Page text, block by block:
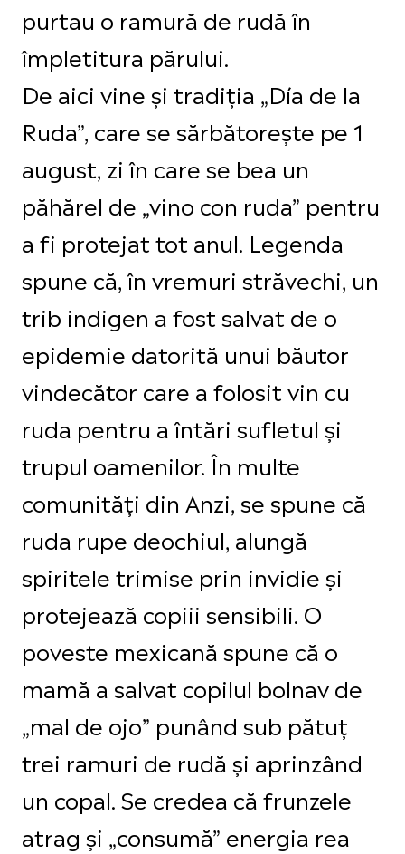
purtau o ramură de rudă în
împletitura părului.
De aici vine și tradiția „Día de la
Ruda”, care se sărbătorește pe 1
august, zi în care se bea un
păhărel de „vino con ruda” pentru
a fi protejat tot anul. Legenda
spune că, în vremuri străvechi, un
trib indigen a fost salvat de o
epidemie datorită unui băutor
vindecător care a folosit vin cu
ruda pentru a întări sufletul și
trupul oamenilor. În multe
comunități din Anzi, se spune că
ruda rupe deochiul, alungă
spiritele trimise prin invidie și
protejează copiii sensibili. O
poveste mexicană spune că o
mamă a salvat copilul bolnav de
„mal de ojo” punând sub pătuț
trei ramuri de rudă și aprinzând
un copal. Se credea că frunzele
atrag și „consumă” energia rea